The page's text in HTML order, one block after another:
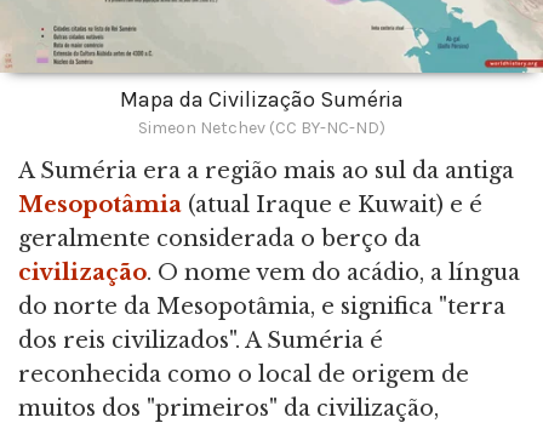
Mapa da Civilização Suméria
Simeon Netchev (CC BY-NC-ND)
A Suméria era a região mais ao sul da antiga
Mesopotâmia (atual Iraque e Kuwait) e é
geralmente considerada o berço da
civilização. O nome vem do acádio, a língua
do norte da Mesopotâmia, e significa "terra
dos reis civilizados". A Suméria é
reconhecida como o local de origem de
muitos dos "primeiros" da civilização,